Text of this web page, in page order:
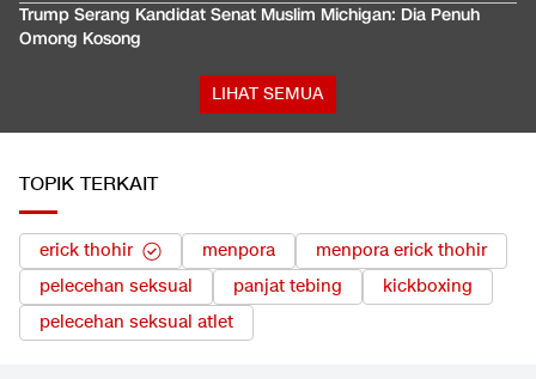
Trump Serang Kandidat Senat Muslim Michigan: Dia Penuh
Omong Kosong
LIHAT SEMUA
TOPIK TERKAIT
erick thohir menpora
menpora erick thohir
pelecehan seksual
panjat tebing
kickboxing
pelecehan seksual atlet